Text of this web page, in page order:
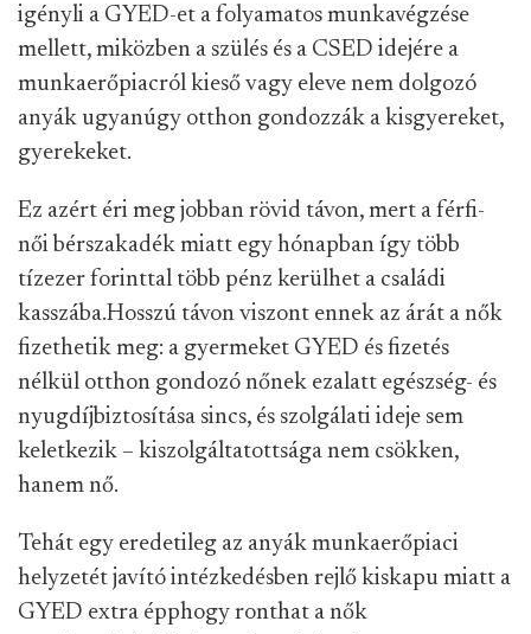
igényli a GYED-et a folyamatos munkavégzése
mellett, miközben a szülés és a CSED idejére a
munkaerőpiacról kieső vagy eleve nem dolgozó
anyák ugyanúgy otthon gondozzák a kisgyereket,
gyerekeket.
Ez azért éri meg jobban rövid távon, mert a férfi-
női bérszakadék miatt egy hónapban így több
tízezer forinttal több pénz kerülhet a családi
kasszába.Hosszú távon viszont ennek az árát a nők
fizethetik meg: a gyermeket GYED és fizetés
nélkül otthon gondozó nőnek ezalatt egészség- és
nyugdíjbiztosítása sincs, és szolgálati ideje sem
keletkezik – kiszolgáltatottsága nem csökken,
hanem nő.
Tehát egy eredetileg az anyák munkaerőpiaci
helyzetét javító intézkedésben rejlő kiskapu miatt a
GYED extra épphogy ronthat a nők